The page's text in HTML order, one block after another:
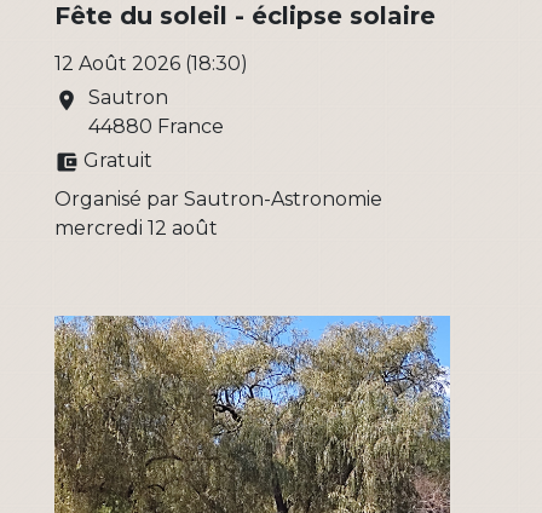
Fête du soleil - éclipse solaire
12 Août 2026 (18:30)
location_on
Sautron
44880 France
account_balance_wallet Gratuit
Organisé par Sautron-Astronomie
mercredi 12 août